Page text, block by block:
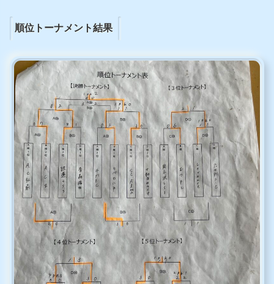
順位トーナメント結果